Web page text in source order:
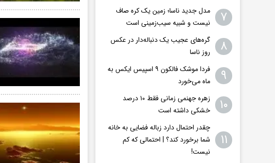
۷
مدل جدید ناسا؛ زمین یک کره‌ صاف
نیست و شبیه سیب‌زمینی است
۸
گره‌های عجیب یک دنباله‌دار در عکس
روز ناسا
۹
فردا موشک فالکون ۹ اسپیس ایکس به
ماه می‌خورد
۱۰
زهره جهنمی زمانی فقط ۱۰ درصد
خشکی داشته است
۱۱
چقدر احتمال دارد زباله فضایی به خانه
شما برخورد کند؟ | احتمالی که کم
نیست!